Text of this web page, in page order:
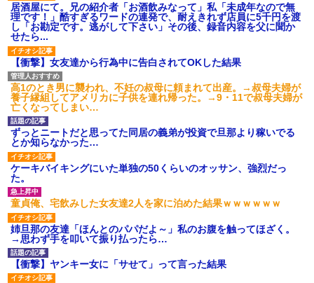
居酒屋にて。兄の紹介者「お酒飲みなって」私「未成年なので無
理です！」酷すぎるワードの連発で、耐えきれず店員に5千円を渡
し「お勘定です。逃がして下さい」その後、録音内容を父に聞か
せたら...
【衝撃】女友達から行為中に告白されてOKした結果
高1のとき男に襲われ、不妊の叔母に頼まれて出産。→叔母夫婦が
養子縁組してアメリカに子供を連れ帰った。→9・11で叔母夫婦が
亡くなってしまい…
ずっとニートだと思ってた同居の義弟が投資で旦那より稼いでる
とか知らなかった…
ケーキバイキングにいた単独の50くらいのオッサン、強烈だっ
た。
童貞俺、宅飲みした女友達2人を家に泊めた結果ｗｗｗｗｗｗ
姉旦那の友達「ほんとのパパだよ～」私のお腹を触ってほざく。
→思わず手を叩いて振り払ったら…
【衝撃】ヤンキー女に「サせて」って言った結果